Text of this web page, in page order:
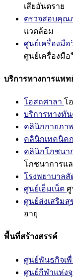
เสียอันตราย
ตรวจสอบคุณ
แวดล้อม
ศูนย์เครื่องมือ
ศูนย์เครื่องมือ
บริการทางการแพท
โอสถศาลา โ
บริการทางทั
คลินิกกายภา
คลินิกเทคนิค
คลินิกโภชนา
โภชนาการแ
โรงพยาบาลสั
ศูนย์เอ็มเน็ต ศู
ศูนย์ส่งเสริมสุ
อายุ
พื้นที่สร้างสรรค์
ศูนย์พันธกิจเ
ศูนย์กีฬาแห่ง